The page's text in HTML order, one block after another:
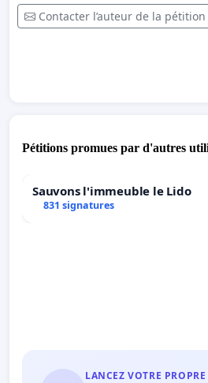
Contacter l’auteur de la pétition
Pétitions promues par d'autres
Sauvons l'immeuble le Lido
831 signatures
LANCEZ VOTRE